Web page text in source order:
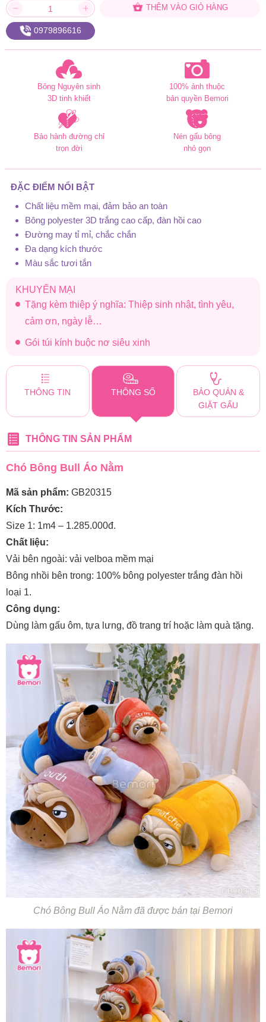
THÊM VÀO GIỎ HÀNG
0979896616
Bông Nguyên sinh
3D tinh khiết
100% ảnh thuộc
bản quyền Bemori
Bảo hành đường chỉ
trọn đời
Nén gấu bông
nhỏ gọn
ĐẶC ĐIỂM NỔI BẬT
Chất liệu mềm mại, đảm bảo an toàn
Bông polyester 3D trắng cao cấp, đàn hồi cao
Đường may tỉ mỉ, chắc chắn
Đa dạng kích thước
Màu sắc tươi tắn
KHUYẾN MẠI
Tặng kèm thiệp ý nghĩa: Thiệp sinh nhật, tình yêu,
cảm ơn, ngày lễ…
Gói túi kính buộc nơ siêu xinh
THÔNG TIN THÔNG SỐ
BẢO QUẢN &
GIẶT GẤU
THÔNG TIN SẢN PHẨM
Chó Bông Bull Áo Nằm
Mã sản phẩm: GB20315
Kích Thước:
Size 1: 1m4 – 1.285.000đ.
Chất liệu:
Vải bên ngoài: vải velboa mềm mại
Bông nhồi bên trong: 100% bông polyester trắng đàn hồi
loại 1.
Công dụng:
Dùng làm gấu ôm, tựa lưng, đồ trang trí hoặc làm quà tặng.
Chó Bông Bull Áo Nằm đã được bán tại Bemori